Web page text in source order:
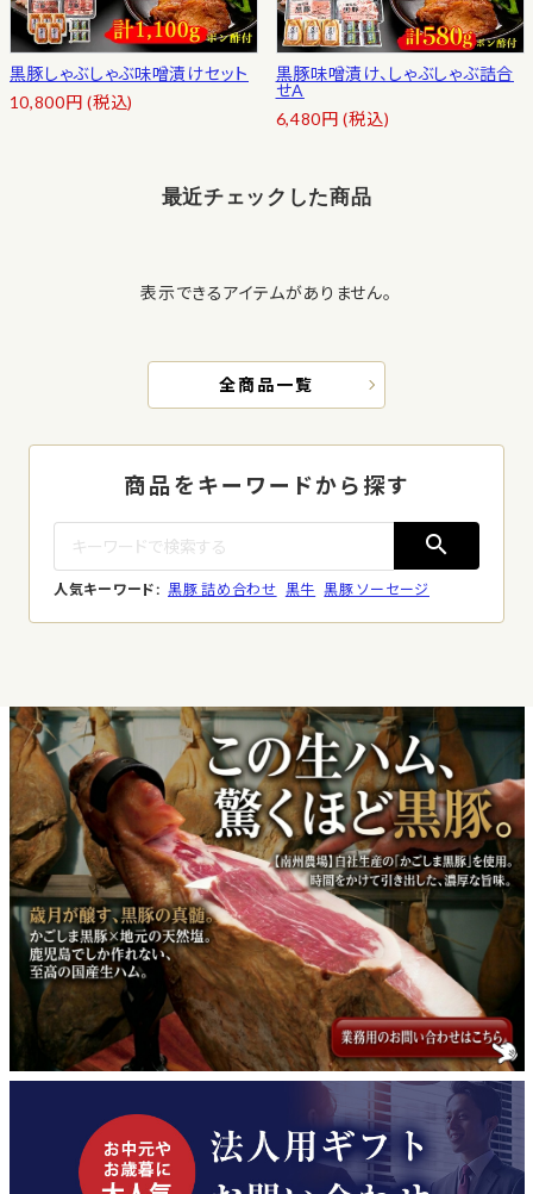
黒豚しゃぶしゃぶ味噌漬けセット
10,800円(税込)
黒豚味噌漬け、しゃぶしゃぶ詰合
せA
6,480円(税込)
最近チェックした商品
表示できるアイテムがありません。
全商品一覧
商品をキーワードから探す
search
人気キーワード: 黒豚 詰め合わせ 黒牛 黒豚 ソーセージ